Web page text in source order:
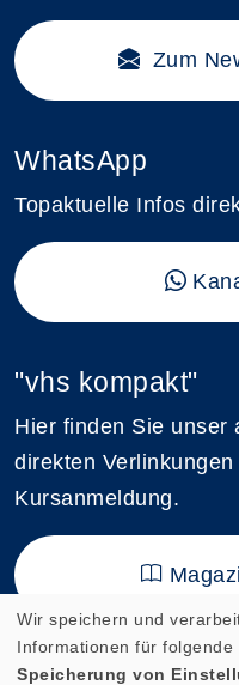
Zum
WhatsApp
Topaktuelle Infos
"vhs kompakt"
Hier finden Sie unser
direkten
Kursanmeldung.
Wir speichern und
Informationen für folgende
Speicherung von